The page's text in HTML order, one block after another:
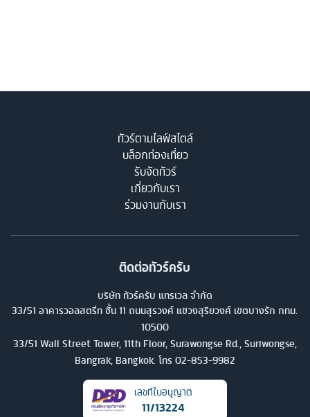
ทัวร์ตามไลฟ์สไตล์
บล็อกท่องเที่ยว
รับจัดทัวร์
เกี่ยวกับเรา
ร่วมงานกับเรา
ติดต่อทัวร์ครับ
บริษัท ทัวร์ครับ แทรเวล จำกัด
33/51 อาคารวอลสตรีท ชั้น 11 ถนนสุรวงศ์ แขวงสุริยวงศ์ เขตบางรัก กทม.
10500
33/51 Wall Street Tower, 11th Floor, Surawongse Rd., Suriwongse,
Bangrak, Bangkok. โทร 02-853-9982
เลขที่ใบอนุญาต
11/13224